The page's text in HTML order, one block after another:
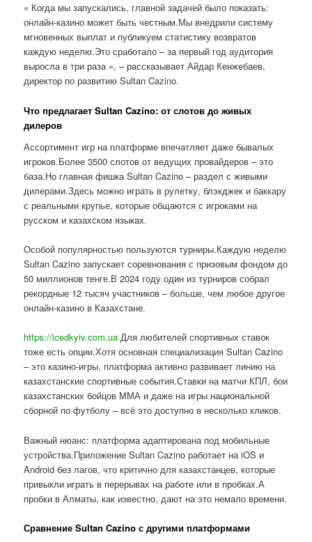
« Когда мы запускались, главной задачей было показать:
онлайн-казино может быть честным.Мы внедрили систему
мгновенных выплат и публикуем статистику возвратов
каждую неделю.Это сработало – за первый год аудитория
выросла в три раза », – рассказывает Айдар Кенжебаев,
директор по развитию Sultan Cazino.
Что предлагает Sultan Cazino: от слотов до живых
дилеров
Ассортимент игр на платформе впечатляет даже бывалых
игроков.Более 3500 слотов от ведущих провайдеров – это
база.Но главная фишка Sultan Cazino – раздел с живыми
дилерами.Здесь можно играть в рулетку, блэкджек и баккару
с реальными крупье, которые общаются с игроками на
русском и казахском языках.
Особой популярностью пользуются турниры.Каждую неделю
Sultan Cazino запускает соревнования с призовым фондом до
50 миллионов тенге.В 2024 году один из турниров собрал
рекордные 12 тысяч участников – больше, чем любое другое
онлайн-казино в Казахстане.
https://icedkyiv.com.ua Для любителей спортивных ставок
тоже есть опции.Хотя основная специализация Sultan Cazino
– это казино-игры, платформа активно развивает линию на
казахстанские спортивные события.Ставки на матчи КПЛ, бои
казахстанских бойцов ММА и даже на игры национальной
сборной по футболу – всё это доступно в несколько кликов.
Важный нюанс: платформа адаптирована под мобильные
устройства.Приложение Sultan Cazino работает на iOS и
Android без лагов, что критично для казахстанцев, которые
привыкли играть в перерывах на работе или в пробках.А
пробки в Алматы, как известно, дают на это немало времени.
Сравнение Sultan Cazino с другими платформами